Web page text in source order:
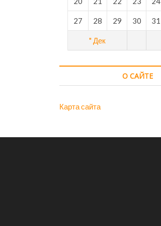
" Дек
27 28 29 30 31
О САЙТЕ
Карта сайта